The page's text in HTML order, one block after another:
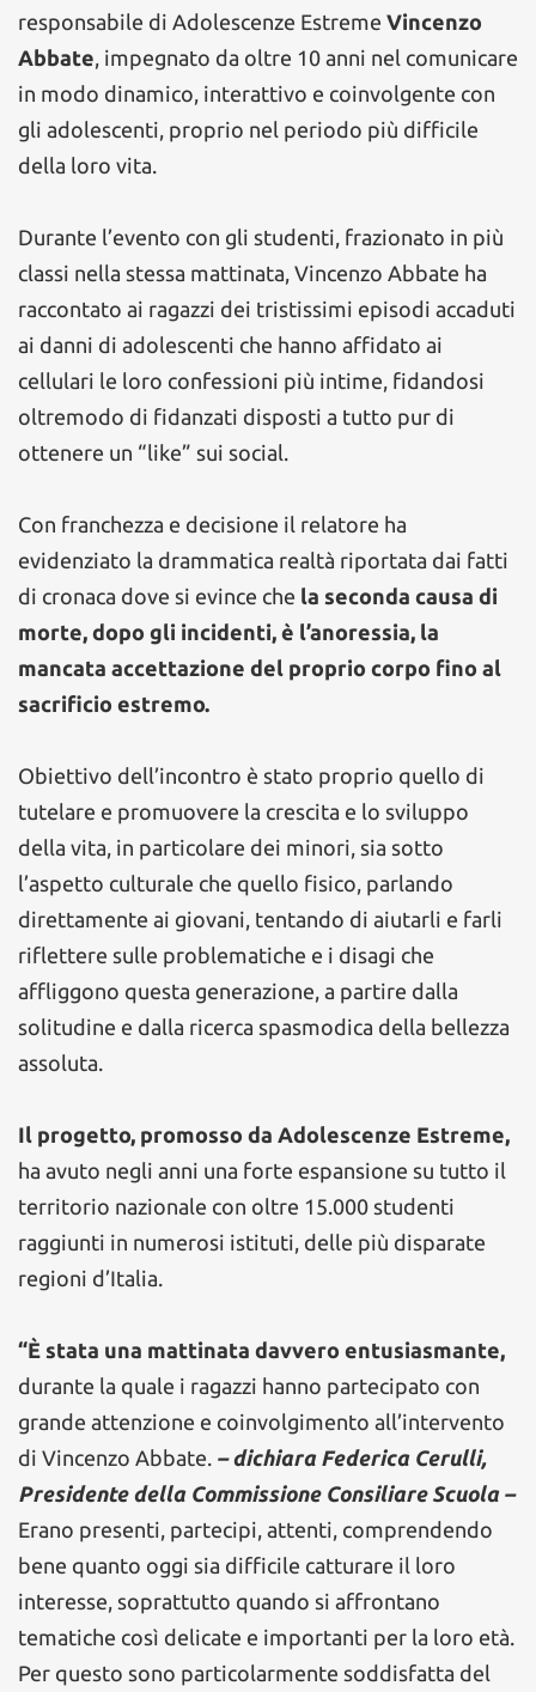
responsabile di Adolescenze Estreme Vincenzo
Abbate, impegnato da oltre 10 anni nel comunicare
in modo dinamico, interattivo e coinvolgente con
gli adolescenti, proprio nel periodo più difficile
della loro vita.
Durante l’evento con gli studenti, frazionato in più
classi nella stessa mattinata, Vincenzo Abbate ha
raccontato ai ragazzi dei tristissimi episodi accaduti
ai danni di adolescenti che hanno affidato ai
cellulari le loro confessioni più intime, fidandosi
oltremodo di fidanzati disposti a tutto pur di
ottenere un “like” sui social.
Con franchezza e decisione il relatore ha
evidenziato la drammatica realtà riportata dai fatti
di cronaca dove si evince che la seconda causa di
morte, dopo gli incidenti, è l’anoressia, la
mancata accettazione del proprio corpo fino al
sacrificio estremo.
Obiettivo dell’incontro è stato proprio quello di
tutelare e promuovere la crescita e lo sviluppo
della vita, in particolare dei minori, sia sotto
l’aspetto culturale che quello fisico, parlando
direttamente ai giovani, tentando di aiutarli e farli
riflettere sulle problematiche e i disagi che
affliggono questa generazione, a partire dalla
solitudine e dalla ricerca spasmodica della bellezza
assoluta.
Il progetto, promosso da Adolescenze Estreme,
ha avuto negli anni una forte espansione su tutto il
territorio nazionale con oltre 15.000 studenti
raggiunti in numerosi istituti, delle più disparate
regioni d’Italia.
“È stata una mattinata davvero entusiasmante,
durante la quale i ragazzi hanno partecipato con
grande attenzione e coinvolgimento all’intervento
di Vincenzo Abbate. – dichiara Federica Cerulli,
Presidente della Commissione Consiliare Scuola –
Erano presenti, partecipi, attenti, comprendendo
bene quanto oggi sia difficile catturare il loro
interesse, soprattutto quando si affrontano
tematiche così delicate e importanti per la loro età.
Per questo sono particolarmente soddisfatta del